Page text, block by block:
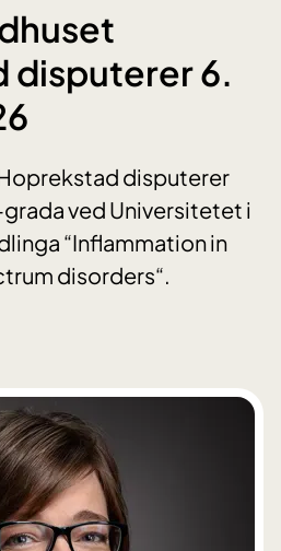
disputerer 6.
disputerer
ved Universitetet i
“Inflammation in
disorders“.